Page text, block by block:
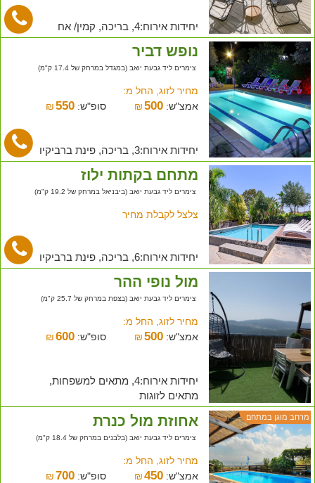
יחידות אירוח:4, בריכה, קמין/ אח
נופש דביר
צימרים ליד גבעת יואב (במגדל במרחק של 17.4 ק"מ)
מחיר לזוג, החל מ:
אמצ"ש:
₪500 סופ"ש: ₪ 550
יחידות אירוח:3, בריכה, פינת ברביקיו
מתחם בקתות ילוז
צימרים ליד גבעת יואב (ביבניאל במרחק של 19.2 ק"מ)
צלצל לקבלת מחיר
יחידות אירוח:6, בריכה, פינת ברביקיו
מול נופי ההר
צימרים ליד גבעת יואב (בצפת במרחק של 25.7 ק"מ)
מחיר לזוג, החל מ:
אמצ"ש:
₪500 סופ"ש: ₪ 600
יחידות אירוח:4, מתאים למשפחות,
מתאים לזוגות
מרחב מוגן במתחם אחוזת מול כנרת
צימרים ליד גבעת יואב (בלבנים במרחק של 18.4 ק"מ)
מחיר לזוג, החל מ:
אמצ"ש:
₪450 סופ"ש: ₪ 700